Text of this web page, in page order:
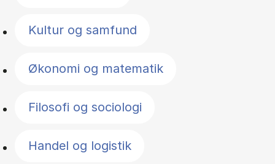
Kultur og samfund
Økonomi og matematik
Filosofi og sociologi
Handel og logistik